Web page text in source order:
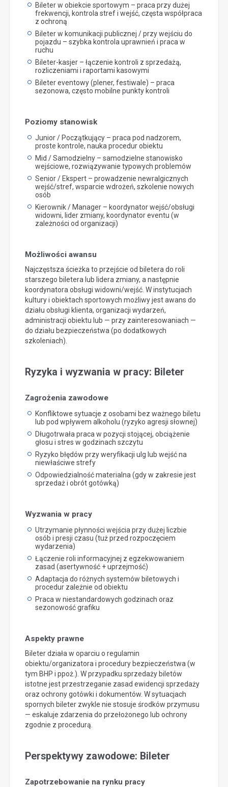
Bileter w obiekcie sportowym – praca przy dużej
frekwencji, kontrola stref i wejść, częsta współpraca
z ochroną
Bileter w komunikacji publicznej / przy wejściu do
pojazdu – szybka kontrola uprawnień i praca w
ruchu
Bileter-kasjer – łączenie kontroli z sprzedażą,
rozliczeniami i raportami kasowymi
Bileter eventowy (plener, festiwale) – praca
sezonowa, często mobilne punkty kontroli
Poziomy stanowisk
Junior / Początkujący – praca pod nadzorem,
proste kontrole, nauka procedur obiektu
Mid / Samodzielny – samodzielne stanowisko
wejściowe, rozwiązywanie typowych problemów
Senior / Ekspert – prowadzenie newralgicznych
wejść/stref, wsparcie wdrożeń, szkolenie nowych
osób
Kierownik / Manager – koordynator wejść/obsługi
widowni, lider zmiany, koordynator eventu (w
zależności od organizacji)
Możliwości awansu
Najczęstsza ścieżka to przejście od biletera do roli
starszego biletera lub lidera zmiany, a następnie
koordynatora obsługi widowni/wejść. W instytucjach
kultury i obiektach sportowych możliwy jest awans do
działu obsługi klienta, organizacji wydarzeń,
administracji obiektu lub — przy zainteresowaniach —
do działu bezpieczeństwa (po dodatkowych
szkoleniach).
Ryzyka i wyzwania w pracy: Bileter
Zagrożenia zawodowe
Konfliktowe sytuacje z osobami bez ważnego biletu
lub pod wpływem alkoholu (ryzyko agresji słownej)
Długotrwała praca w pozycji stojącej, obciążenie
głosu i stres w godzinach szczytu
Ryzyko błędów przy weryfikacji ulg lub wejść na
niewłaściwe strefy
Odpowiedzialność materialna (gdy w zakresie jest
sprzedaż i obrót gotówką)
Wyzwania w pracy
Utrzymanie płynności wejścia przy dużej liczbie
osób i presji czasu (tuż przed rozpoczęciem
wydarzenia)
Łączenie roli informacyjnej z egzekwowaniem
zasad (asertywność + uprzejmość)
Adaptacja do różnych systemów biletowych i
procedur zależnie od obiektu
Praca w niestandardowych godzinach oraz
sezonowość grafiku
Aspekty prawne
Bileter działa w oparciu o regulamin
obiektu/organizatora i procedury bezpieczeństwa (w
tym BHP i ppoż.). W przypadku sprzedaży biletów
istotne jest przestrzeganie zasad ewidencji sprzedaży
oraz ochrony gotówki i dokumentów. W sytuacjach
spornych bileter zwykle nie stosuje środków przymusu
— eskaluje zdarzenia do przełożonego lub ochrony
zgodnie z procedurą.
Perspektywy zawodowe: Bileter
Zapotrzebowanie na rynku pracy